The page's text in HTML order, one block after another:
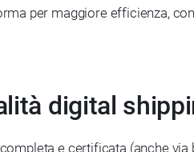
per maggiore efficienza,
digital
e certificata (anche via